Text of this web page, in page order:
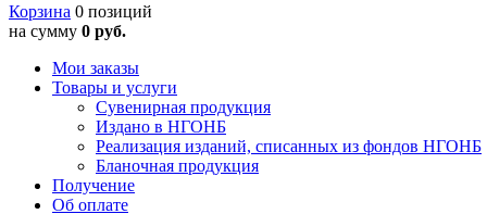
Корзина 0 позиций
на сумму 0 руб.
Мои заказы
Товары и услуги
Сувенирная продукция
Издано в НГОНБ
Реализация изданий, списанных из фондов НГОНБ
Бланочная продукция
Получение
Об оплате